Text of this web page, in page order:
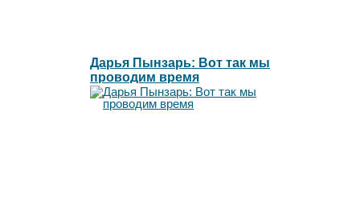
Дарья Пынзарь: Вот так мы
проводим время